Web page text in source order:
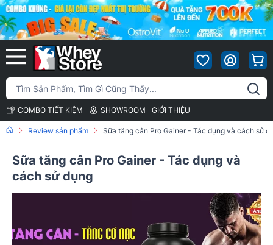
COMBO TIẾT KIỆM SHOWROOM GIỚI THIỆU
Review sản phẩm Sữa tăng cân Pro Gainer - Tác dụng và cách sử
Sữa tăng cân Pro Gainer - Tác dụng và
cách sử dụng